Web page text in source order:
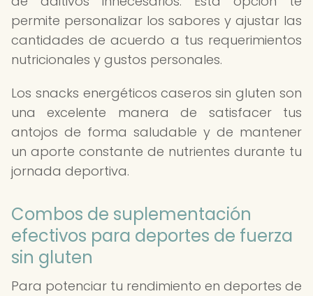
permite personalizar los sabores y ajustar las
cantidades de acuerdo a tus requerimientos
nutricionales y gustos personales.
Los snacks energéticos caseros sin gluten son
una excelente manera de satisfacer tus
antojos de forma saludable y de mantener
un aporte constante de nutrientes durante tu
jornada deportiva.
Combos de suplementación
efectivos para deportes de fuerza
sin gluten
Para potenciar tu rendimiento en deportes de